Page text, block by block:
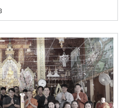
รมเชิงปฏิบัติการควบคุมแขนกล
นิคการผลิต เข้าร่วมการอบรม
รั้งนี้ได้รับเกียรติจาก ผู้ช่วย
รเชียง และรองศาสตราจารย์
รงคุณวุฒิจาก คณะวิทยาศาสตร์
ทั้งภาคทฤษฎีและภาคปฏิบัติเกี่ยว
ารประยุกต์ใช้งานในภาค